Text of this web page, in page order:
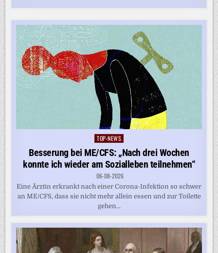
Posted
in
TOP-NEWS
Besserung bei ME/CFS: „Nach drei Wochen
konnte ich wieder am Sozialleben teilnehmen“
06-08-2026
Eine Ärztin erkrankt nach einer Corona-Infektion so schwer
an ME/CFS, dass sie nicht mehr allein essen und zur Toilette
gehen...